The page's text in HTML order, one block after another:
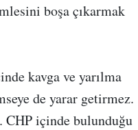
boşa çıkarmak
kavga ve yarılma
de yarar getirmez.
CHP içinde bulunduğu